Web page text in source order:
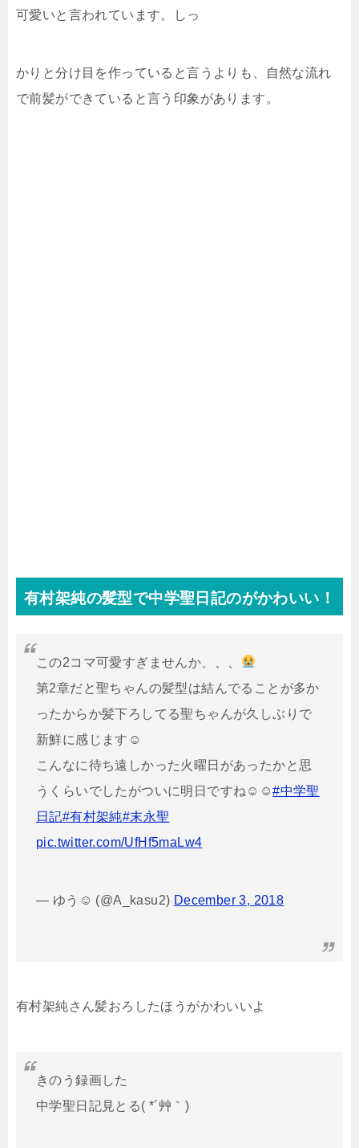
可愛いと言われています。しっ
かりと分け目を作っていると言うよりも、自然な流れ
で前髪ができていると言う印象があります。
有村架純の髪型で中学聖日記のがかわいい！
この2コマ可愛すぎませんか、、、
第2章だと聖ちゃんの髪型は結んでることが多か
ったからか髪下ろしてる聖ちゃんが久しぶりで
新鮮に感じます☺︎
こんなに待ち遠しかった火曜日があったかと思
うくらいでしたがついに明日ですね☺︎☺︎#中学聖
日記#有村架純#末永聖
pic.twitter.com/UfHf5maLw4
— ゆう☺︎ (@A_kasu2) December 3, 2018
有村架純さん髪おろしたほうがかわいいよ
きのう録画した
中学聖日記見とる( *´艸｀)